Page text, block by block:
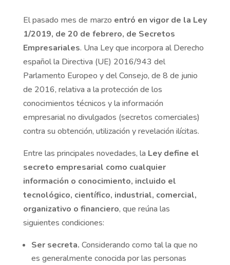
El pasado mes de marzo entró en vigor de la Ley
1/2019, de 20 de febrero, de Secretos
Empresariales. Una Ley que incorpora al Derecho
español la Directiva (UE) 2016/943 del
Parlamento Europeo y del Consejo, de 8 de junio
de 2016, relativa a la protección de los
conocimientos técnicos y la información
empresarial no divulgados (secretos comerciales)
contra su obtención, utilización y revelación ilícitas.
Entre las principales novedades, la Ley define el
secreto empresarial como cualquier
información o conocimiento, incluido el
tecnológico, científico, industrial, comercial,
organizativo o financiero, que reúna las
siguientes condiciones:
Ser secreta. Considerando como tal la que no
es generalmente conocida por las personas